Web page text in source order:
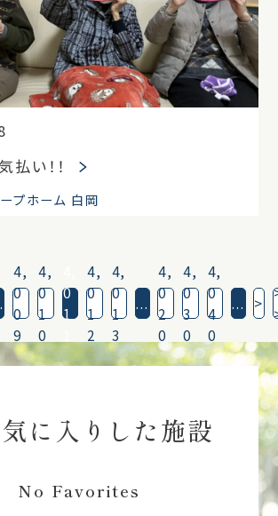
い！！
プホーム 白岡
4,
0
0
9
4,
0
1
0
0
1
4,
0
1
2
4,
0
1
3
...
4,
0
2
0
4,
0
3
0
4,
0
4
0
... >
に入りした施設
No Favorites